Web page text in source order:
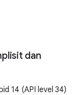
dan
14 (API level 34)